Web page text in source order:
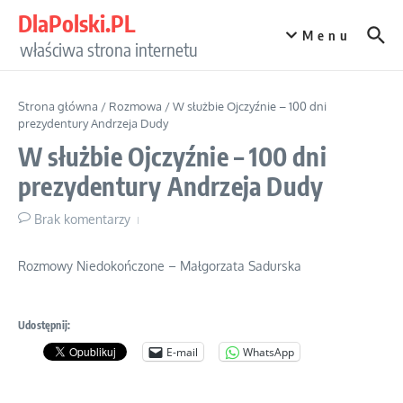
DlaPolski.PL
właściwa strona internetu
Menu
Strona główna / Rozmowa /W służbie Ojczyźnie – 100 dni
prezydentury Andrzeja Dudy
W służbie Ojczyźnie – 100 dni
prezydentury Andrzeja Dudy
Brak komentarzy
Rozmowy Niedokończone – Małgorzata Sadurska
Udostępnij:
E-mail WhatsApp